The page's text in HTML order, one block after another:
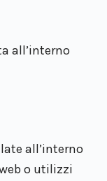
all’interno
all’interno
o utilizzi